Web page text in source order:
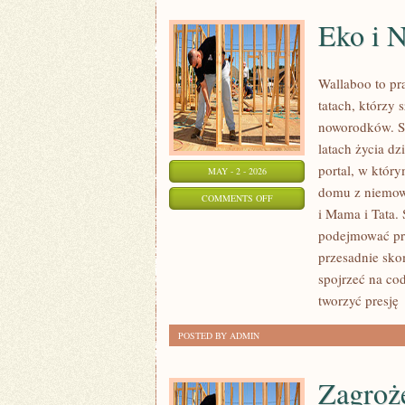
MAY - 2 - 2026
COMMENTS OFFON
NATURALNIE
Eko i
Wallaboo to
tatach, którzy
noworodków.
latach życia
portal, w
domu z
i Mama i Tata.
podejmować
przesadnie
spojrzeć na
tworzyć presję
POSTED BY ADMIN